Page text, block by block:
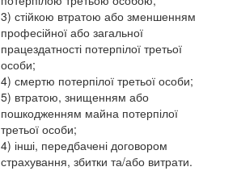
3) стійкою втратою або зменшенням
професійної або загальної
працездатності потерпілої третьої
особи;
4) смертю потерпілої третьої особи;
5) втратою, знищенням або
пошкодженням майна потерпілої
третьої особи;
4) інші, передбачені договором
страхування, збитки та/або витрати.